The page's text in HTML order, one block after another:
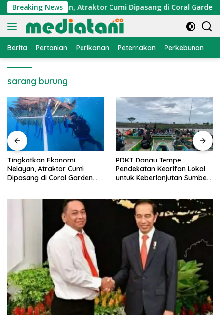
Langsung
ke
konten
Breaking News
Nelayan, Atraktor Cumi Dipasang di Coral Garden
Berita Pertanian Perikanan Peternakan Perkebunan
sarang burung
PDKT Danau Tempe :
Pendekatan Kearifan Lokal
untuk Keberlanjutan Sumber
Cara Mengatasi
PMK pada Sapi
Alami dan Medis